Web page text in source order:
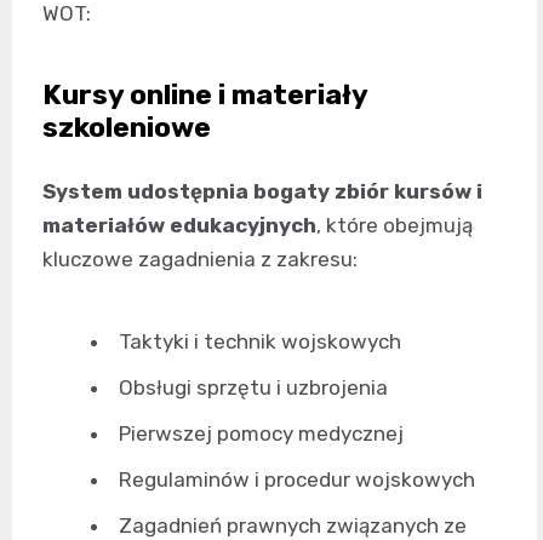
WOT:
Kursy online i materiały
szkoleniowe
System udostępnia bogaty zbiór kursów i
materiałów edukacyjnych, które obejmują
kluczowe zagadnienia z zakresu:
Taktyki i technik wojskowych
Obsługi sprzętu i uzbrojenia
Pierwszej pomocy medycznej
Regulaminów i procedur wojskowych
Zagadnień prawnych związanych ze